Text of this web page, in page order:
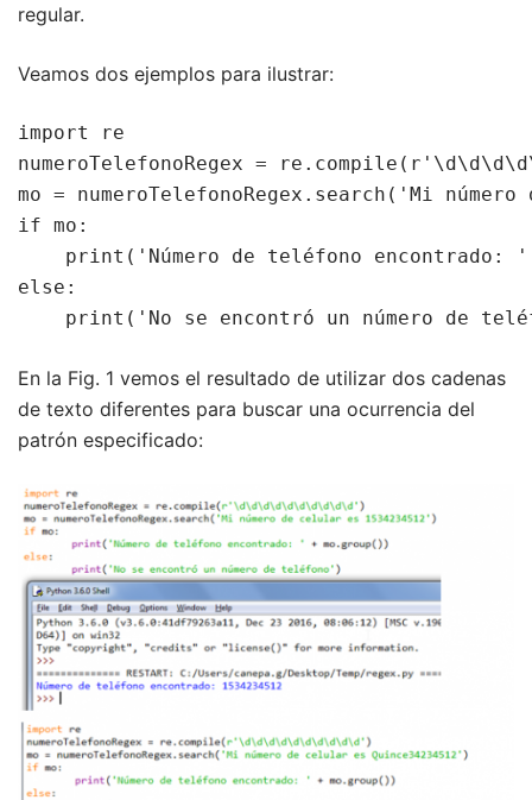
regular.
Veamos dos ejemplos para ilustrar:
import re
numeroTelefonoRegex =
mo = numeroTelefonoRegex.search('Mi
if mo:
print('Número de teléfono encontrado:
else:
print('No se encontró un número de
En la Fig. 1 vemos el resultado de utilizar dos cadenas
de texto diferentes para buscar una ocurrencia del
patrón especificado: